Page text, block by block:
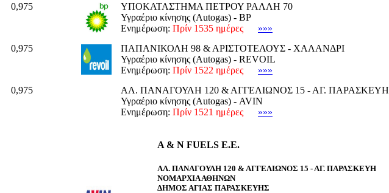
0,975
ΥΠΟΚΑΤΑΣΤΗΜΑ ΠΕΤΡΟΥ ΡΑΛΛΗ 70
Υγραέριο κίνησης (Autogas) - BP
Ενημέρωση: Πρίν 1535 ημέρες
»»»
0,975
ΠΑΠΑΝΙΚΟΛΗ 98 & ΑΡΙΣΤΟΤΕΛΟΥΣ - ΧΑΛΑΝΔΡΙ
Υγραέριο κίνησης (Autogas) - REVOIL
Ενημέρωση: Πρίν 1522 ημέρες
»»»
0,975
ΑΛ. ΠΑΝΑΓΟΥΛΗ 120 & ΑΓΓΕΛΙΩΝΟΣ 15 - ΑΓ. ΠΑΡΑΣΚΕΥΗ
Υγραέριο κίνησης (Autogas) - AVIN
Ενημέρωση: Πρίν 1521 ημέρες »»»
A & N FUELS E.E.
ΑΛ. ΠΑΝΑΓΟΥΛΗ 120 & ΑΓΓΕΛΙΩΝΟΣ 15 - ΑΓ. ΠΑΡΑΣΚΕΥΗ
ΝΟΜΑΡΧΙΑ ΑΘΗΝΩΝ
ΔΗΜΟΣ ΑΓΙΑΣ ΠΑΡΑΣΚΕΥΗΣ